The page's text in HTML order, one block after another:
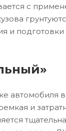
с
и подготовки
автомобиля
и